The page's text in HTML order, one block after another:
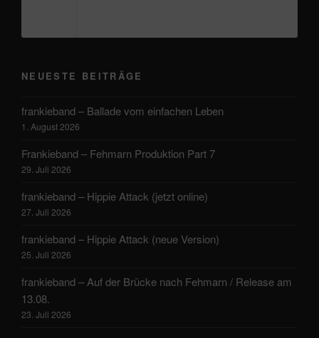
NEUESTE BEITRÄGE
frankieband – Ballade vom einfachen Leben
1. August 2026
Frankieband – Fehmarn Produktion Part 7
29. Juli 2026
frankieband – Hippie Attack (jetzt online)
27. Juli 2026
frankieband – Hippie Attack (neue Version)
25. Juli 2026
frankieband – Auf der Brücke nach Fehmarn / Release am
13.08.
23. Juli 2026